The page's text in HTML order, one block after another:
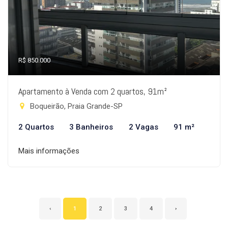
R$ 850.000
Apartamento à Venda com 2 quartos, 91m²
Boqueirão, Praia Grande-SP
2 Quartos 3 Banheiros 2 Vagas 91 m²
Mais informações
‹ 1 2 3 4 ›